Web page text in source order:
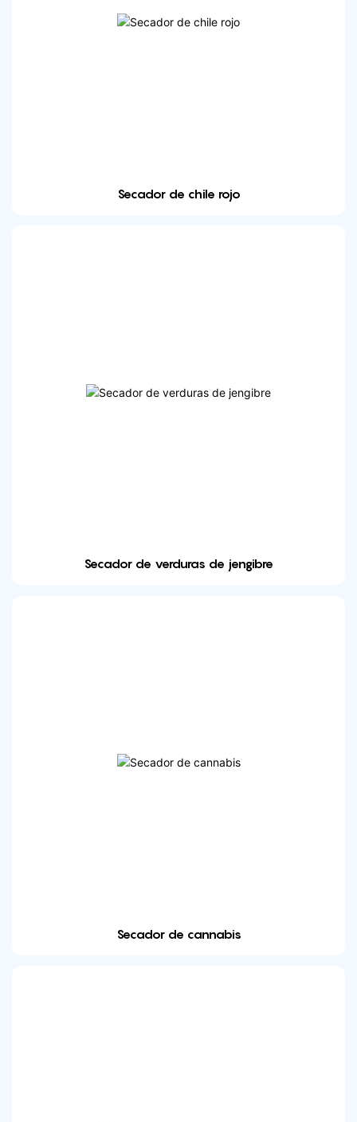
Secador de chile rojo
Secador de verduras de jengibre
Secador de cannabis